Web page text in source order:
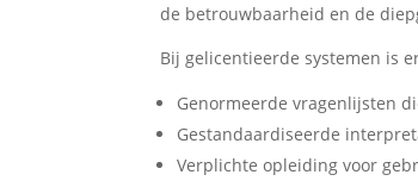
de betrouwbaarheid en de
Bij gelicentieerde systemen is
Genormeerde vragenlijsten
Gestandaardiseerde
Verplichte opleiding voor